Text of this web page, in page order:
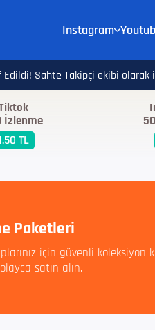
Instagram
Sahte Takipçi ekibi olarak
İzlenme
TL
Paketleri
için güvenli koleksiyon
satın alın.